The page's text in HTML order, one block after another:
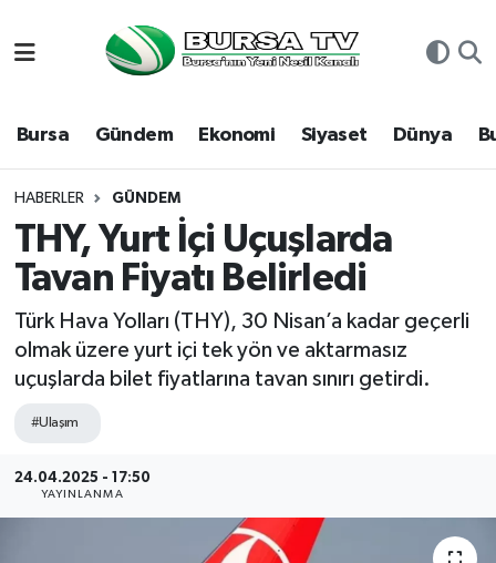
Bursa Gündem Ekonomi Siyaset Dünya
HABERLER GÜNDEM
THY, Yurt İçi Uçuşlarda
Tavan Fiyatı Belirledi
Türk Hava Yolları (THY), 30 Nisan’a kadar geçerli
olmak üzere yurt içi tek yön ve aktarmasız
uçuşlarda bilet fiyatlarına tavan sınırı getirdi.
#Ulaşım
24.04.2025 - 17:50
YAYINLANMA
Bursa
Dünya
Eğitim
Ekonomi
Genel
Gündem
Magazin
Hava Durumu
Namaz Vakitleri
Trafik Durumu
Süper Lig Puan Durumu ve Fikstür
Tüm Manşetler
Son Dakika Haberleri
Haber Arşivi